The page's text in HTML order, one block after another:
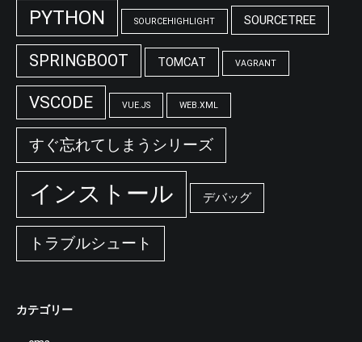
PYTHON SOURCEHIGHLIGHT SOURCETREE
SPRINGBOOT TOMCAT VAGRANT
VSCODE VUE.JS WEB.XML
すぐ忘れてしまうシリーズ
インストール デバッグ
トラブルシュート
カテゴリー